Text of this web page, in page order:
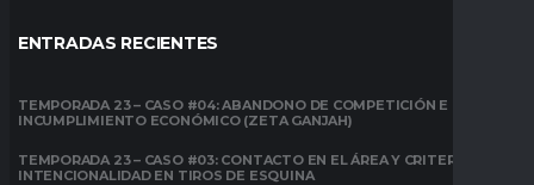
ENTRADAS RECIENTES
TEMPORADA 23 – CASO #04: ABANDONO DE COMPETICIÓN E
INCUMPLIMIENTO ECONÓMICO (ZETA GANJAH)
TEMPORADA 23 – CASO #03: CONTACTO EN EL ÁREA Y CRITERIO DE
INTENCIONALIDAD EN TIROS DE ESQUINA